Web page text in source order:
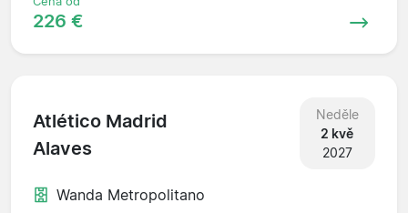
226 €
Atlético Madrid
Alaves
Neděle
2 kvě
2027
Wanda Metropolitano